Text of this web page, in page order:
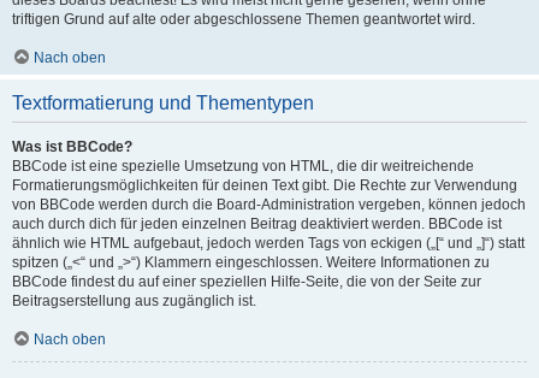
triftigen Grund auf alte oder abgeschlossene Themen geantwortet wird.
Nach oben
Textformatierung und Thementypen
Was ist BBCode?
BBCode ist eine spezielle Umsetzung von HTML, die dir weitreichende
Formatierungsmöglichkeiten für deinen Text gibt. Die Rechte zur Verwendung
von BBCode werden durch die Board-Administration vergeben, können jedoch
auch durch dich für jeden einzelnen Beitrag deaktiviert werden. BBCode ist
ähnlich wie HTML aufgebaut, jedoch werden Tags von eckigen („[“ und „]“) statt
spitzen („<“ und „>“) Klammern eingeschlossen. Weitere Informationen zu
BBCode findest du auf einer speziellen Hilfe-Seite, die von der Seite zur
Beitragserstellung aus zugänglich ist.
Nach oben